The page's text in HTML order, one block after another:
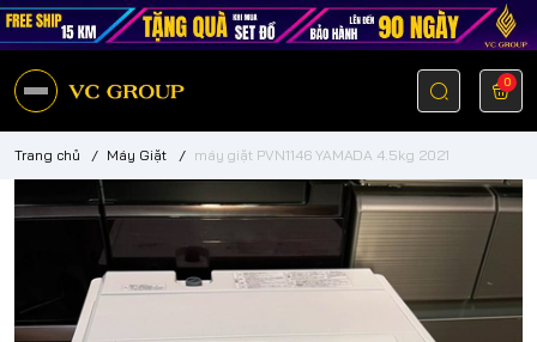
0
Trang chủ / Máy Giặt / máy giặt PVN1146 YAMADA 4.5kg 2021